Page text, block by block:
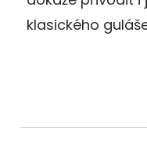
klasického